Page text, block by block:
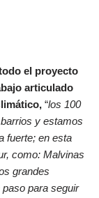
el proyecto
articulado
“los 100
y estamos
fuerte; en esta
como: Malvinas
grandes
para seguir